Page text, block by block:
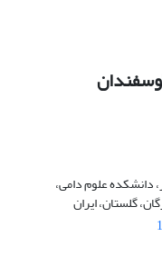
دانشکده علوم دامی،
گلستان، ایران